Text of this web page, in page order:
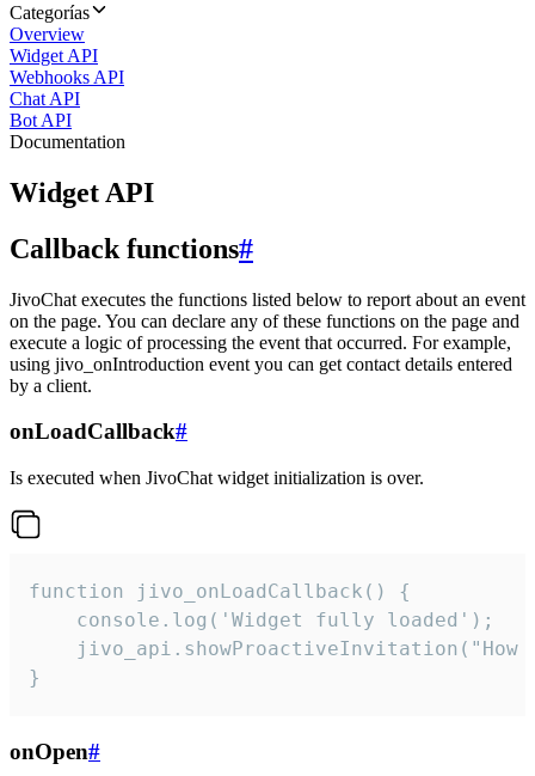
Categorías
Overview
Widget API
Webhooks API
Chat API
Bot API
Documentation
Widget API
Callback functions#
JivoChat executes the functions listed below to report about an event
on the page. You can declare any of these functions on the page and
execute a logic of processing the event that occurred. For example,
using jivo_onIntroduction event you can get contact details entered
by a client.
onLoadCallback#
Is executed when JivoChat widget initialization is over.
function jivo_onLoadCallback() {
    console.log('Widget fully loaded');
jivo_api.showProactiveInvitation("How
}
onOpen#